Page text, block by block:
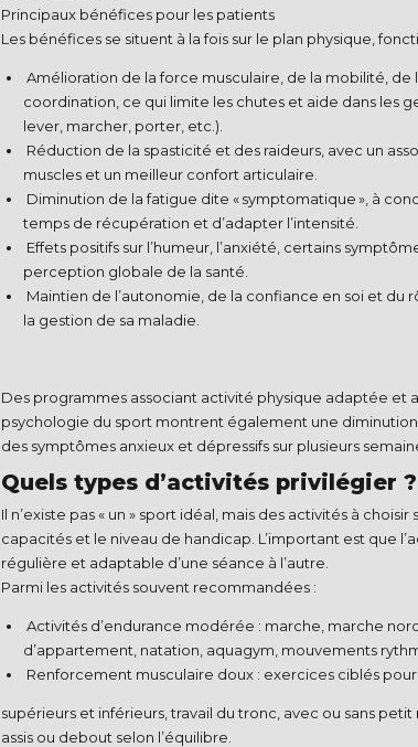
Principaux bénéfices pour les patients
Les bénéfices se situent à la fois sur le plan physique,
Amélioration de la force musculaire, de la mobilité, de
coordination, ce qui limite les chutes et aide dans les
lever, marcher, porter, etc.).​
Réduction de la spasticité et des raideurs, avec un
muscles et un meilleur confort articulaire.​
Diminution de la fatigue dite « symptomatique », à
temps de récupération et d’adapter l’intensité.​
Effets positifs sur l’humeur, l’anxiété, certains
perception globale de la santé.​
Maintien de l’autonomie, de la confiance en soi et du
la gestion de sa maladie.​
Des programmes associant activité physique adaptée et
psychologie du sport montrent également une
des symptômes anxieux et dépressifs sur plusieurs
Quels types d’activités privilégier ?
Il n’existe pas « un » sport idéal, mais des activités à choisir
capacités et le niveau de handicap. L’important est que
régulière et adaptable d’une séance à l’autre.​
Parmi les activités souvent recommandées :
Activités d’endurance modérée : marche, marche
d’appartement, natation, aquagym, mouvements
Renforcement musculaire doux : exercices ciblés
supérieurs et inférieurs, travail du tronc, avec ou sans petit
assis ou debout selon l’équilibre.​